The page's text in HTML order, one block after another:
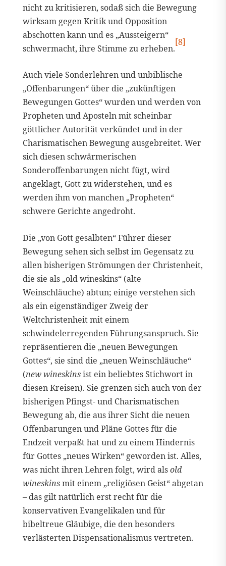
nicht zu kritisieren, sodaß sich die Bewegung
wirksam gegen Kritik und Opposition
abschotten kann und es „Aussteigern“
schwermacht, ihre Stimme zu erheben.
[8]
Auch viele Sonderlehren und unbiblische
„Offenbarungen“ über die „zukünftigen
Bewegungen Gottes“ wurden und werden von
Propheten und Aposteln mit scheinbar
göttlicher Autorität verkündet und in der
Charismatischen Bewegung ausgebreitet. Wer
sich diesen schwärmerischen
Sonderoffenbarungen nicht fügt, wird
angeklagt, Gott zu widerstehen, und es
werden ihm von manchen „Propheten“
schwere Gerichte angedroht.
Die „von Gott gesalbten“ Führer dieser
Bewegung sehen sich selbst im Gegensatz zu
allen bisherigen Strömungen der Christenheit,
die sie als „old wineskins“ (alte
Weinschläuche) abtun; einige verstehen sich
als ein eigenständiger Zweig der
Weltchristenheit mit einem
schwindelerregenden Führungsanspruch. Sie
repräsentieren die „neuen Bewegungen
Gottes“, sie sind die „neuen Weinschläuche“
(new wineskinsist ein beliebtes Stichwort in
diesen Kreisen). Sie grenzen sich auch von der
bisherigen Pfingst- und Charismatischen
Bewegung ab, die aus ihrer Sicht die neuen
Offenbarungen und Pläne Gottes für die
Endzeit verpaßt hat und zu einem Hindernis
für Gottes „neues Wirken“ geworden ist. Alles,
was nicht ihren Lehren folgt, wird alsold
wineskinsmit einem „religiösen Geist“ abgetan
– das gilt natürlich erst recht für die
konservativen Evangelikalen und für
bibeltreue Gläubige, die den besonders
verlästerten Dispensationalismus vertreten.